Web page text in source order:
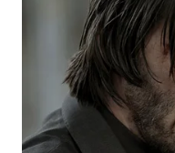
MANDALIKA
WN
LIKUPANG
WN
LABUANBAJO